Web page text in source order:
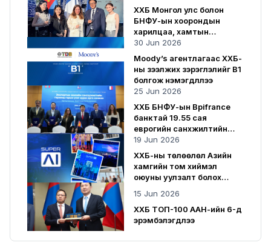
ХХБ Монгол улс болон
БНФУ-ын хоорондын
харилцаа, хамтын
ажиллагаанд хувь нэмрээ
оруулсаар байна
30 Jun 2026
Moody’s агентлагаас ХХБ-
ны зээлжих зэрэглэлийг B1
болгож нэмэгдүүллээ
25 Jun 2026
ХХБ БНФУ-ын Bpifrance
банктай 19.55 сая
еврогийн санхүүжилтийн
гэрээ байгууллаа
19 Jun 2026
ХХБ-ны төлөөлөл Азийн
хамгийн том хиймэл
оюуны уулзалт болох
15 Jun 2026
ХХБ ТОП-100 ААН-ийн 6-д
эрэмбэлэгдлээ